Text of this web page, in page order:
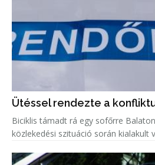
Ütéssel rendezte a
Biciklis támadt rá egy sofőrre
közlekedési szituáció során kialakult